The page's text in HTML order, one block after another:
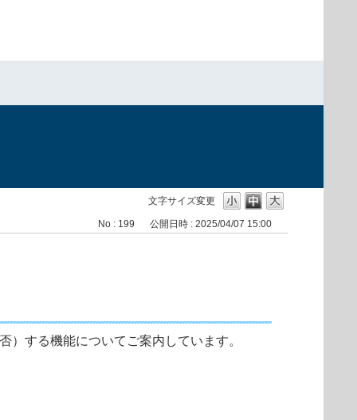
文字サイズ変更
No : 199 公開日時 : 2025/04/07 15:00
する機能についてご案内しています。